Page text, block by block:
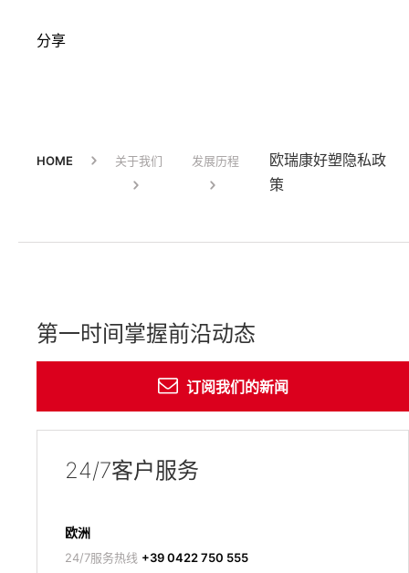
分享
HOME 关于我们 发展历程
欧瑞康好塑隐私政
策
第一时间掌握前沿动态
订阅我们的新闻
24/7客户服务
欧洲
24/7服务热线 +39 0422 750 555